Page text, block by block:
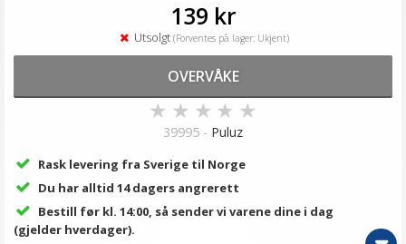
139 kr
Utsolgt(Forventes på lager: Ukjent)
OVERVÅKE
★ ★ ★ ★ ★
39995 - Puluz
Rask levering fra Sverige til Norge
Du har alltid 14 dagers angrerett
Bestill før kl. 14:00, så sender vi varene dine i dag
(gjelder hverdager).